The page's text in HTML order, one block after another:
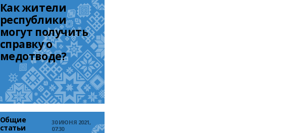
Как жители
республики
могут получить
справку о
медотводе?
Общие
статьи
30 ИЮНЯ 2021,
07:30